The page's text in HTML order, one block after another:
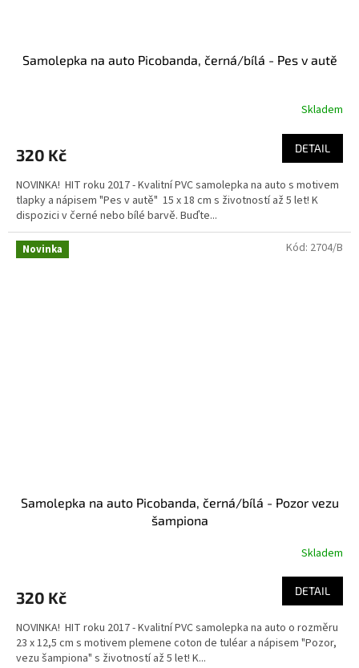
Samolepka na auto Picobanda, černá/bílá - Pes v autě
je
z
5
hvězdiček.
Skladem
320 Kč DETAIL
NOVINKA! HIT roku 2017 - Kvalitní PVC samolepka na auto s motivem
tlapky a nápisem "Pes v autě" 15 x 18 cm s životností až 5 let! K
dispozici v černé nebo bílé barvě. Buďte...
Novinka
Samolepka na auto Picobanda, černá/bílá - Pozor vezu
šampiona
Skladem
320 Kč DETAIL
NOVINKA! HIT roku 2017 - Kvalitní PVC samolepka na auto o rozměru
23 x 12,5 cm s motivem plemene coton de tuléar a nápisem "Pozor,
vezu šampiona" s životností až 5 let! K...
Kód: 2704/B